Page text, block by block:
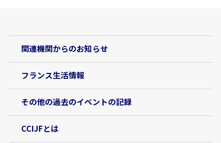
関連機関からのお知らせ
フランス生活情報
その他の過去のイベントの記録
CCIJFとは